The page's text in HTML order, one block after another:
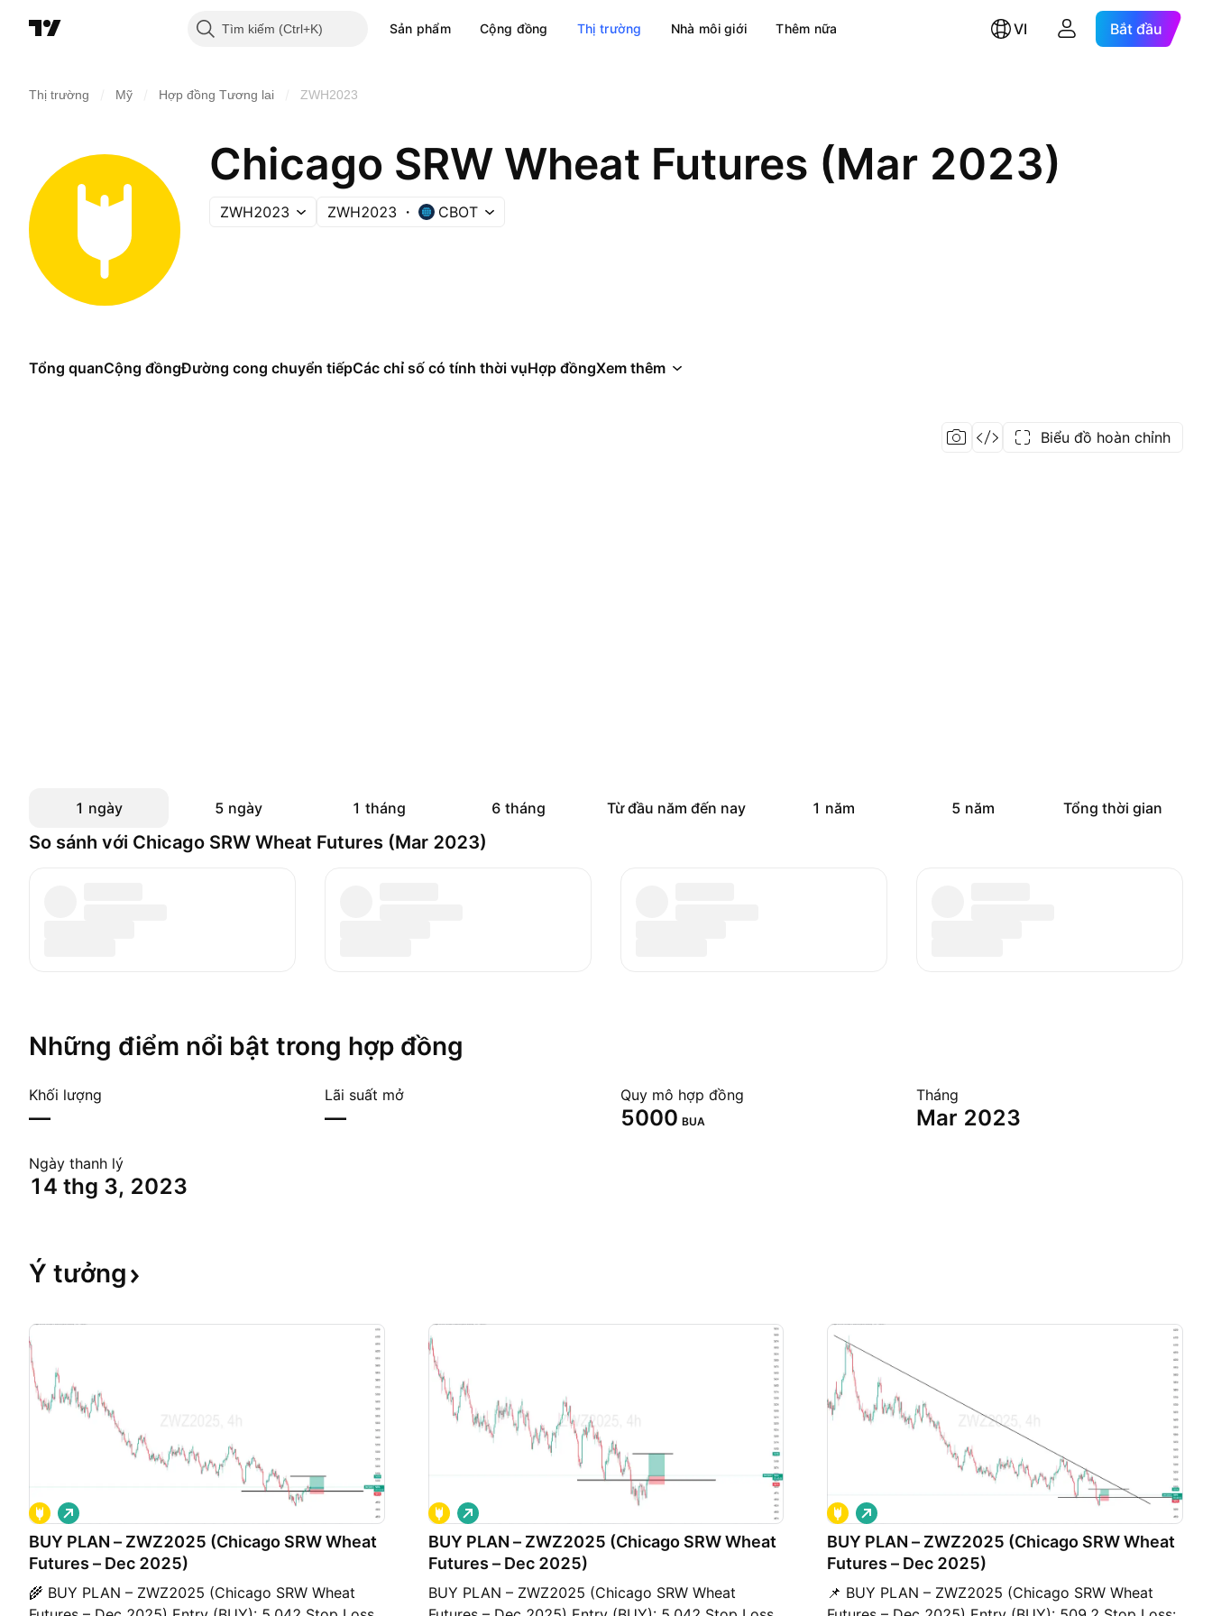
Tìm kiếm Sản phẩm Cộng đồng Thị trường Nhà môi giới Thêm nữa VI Bắt đầu
Thị trường Mỹ Hợp đồng Tương lai ZWH2023
Chicago SRW Wheat Futures (Mar 2023)
ZWH2023 ZWH2023 CBOT
Tổng quanCộng đồngĐường cong chuyển tiếpCác chỉ số có tính thời vụHợp đồngXem thêm
Biểu đồ hoàn chỉnh
1 ngày 5 ngày 1 tháng 6 tháng Từ đầu năm đến nay 1 năm 5 năm Tổng thời gian
So sánh với Chicago SRW Wheat Futures (Mar 2023)
Những điểm nổi bật trong hợp đồng
Khối lượng
—
Lãi suất mở
—
Quy mô hợp đồng
5000 BUA
Tháng
Mar 2023
Ngày thanh lý
14 thg 3, 2023
Ý tưởng
BUY PLAN – ZWZ2025 (Chicago SRW Wheat
Futures – Dec 2025)
🌾 BUY PLAN – ZWZ2025 (Chicago SRW Wheat
G
i
á
l
ê
BUY PLAN – ZWZ2025 (Chicago SRW Wheat
Futures – Dec 2025)
BUY PLAN – ZWZ2025 (Chicago SRW Wheat
G
i
á
l
ê
BUY PLAN – ZWZ2025 (Chicago SRW Wheat
Futures – Dec 2025)
📌 BUY PLAN – ZWZ2025 (Chicago SRW Wheat
G
i
á
l
ê